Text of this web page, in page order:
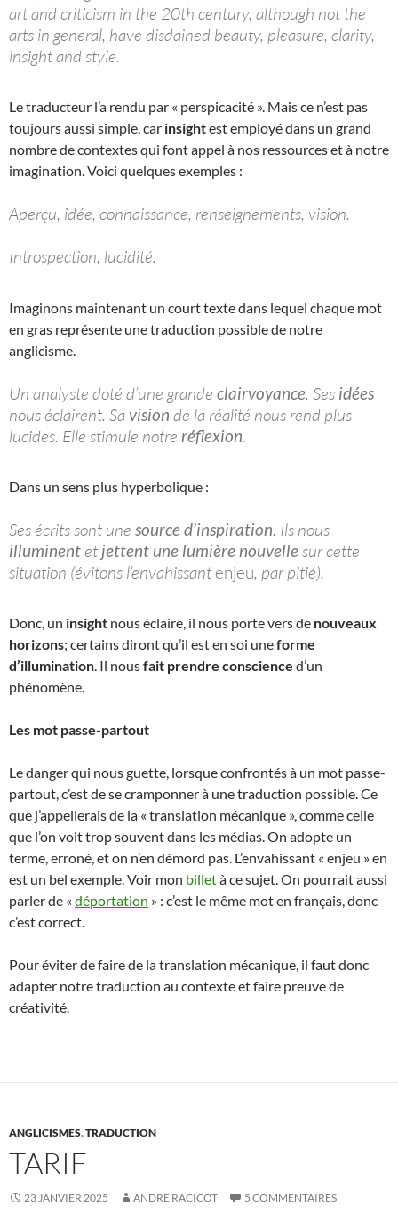
art and criticism in the 20th century, although not the
arts in general, have disdained beauty, pleasure, clarity,
insight and style.
Le traducteur l’a rendu par « perspicacité ». Mais ce n’est pas
toujours aussi simple, car insightest employé dans un grand
nombre de contextes qui font appel à nos ressources et à notre
imagination. Voici quelques exemples :
Aperçu, idée, connaissance, renseignements, vision.
Introspection, lucidité.
Imaginons maintenant un court texte dans lequel chaque mot
en gras représente une traduction possible de notre
anglicisme.
Un analyste doté d’une grande clairvoyance. Ses idées
nous éclairent. Sa vision de la réalité nous rend plus
lucides. Elle stimule notre réflexion.
Dans un sens plus hyperbolique :
Ses écrits sont une source d’inspiration. Ils nous
illuminentet jettent une lumière nouvellesur cette
situation (évitons l’envahissant enjeu, par pitié).
Donc, un insight nous éclaire, il nous porte vers de nouveaux
horizons; certains diront qu’il est en soi uneforme
d’illumination. Il nousfait prendre conscience d’un
phénomène.
Les mot passe-partout
Le danger qui nous guette, lorsque confrontés à un mot passe-
partout, c’est de se cramponner à une traduction possible. Ce
que j’appellerais de la « translation mécanique », comme celle
que l’on voit trop souvent dans les médias. On adopte un
terme, erroné, et on n’en démord pas. L’envahissant « enjeu » en
est un bel exemple. Voir mon billetà ce sujet. On pourrait aussi
parler de « déportation » : c’est le même mot en français, donc
c’est correct.
Pour éviter de faire de la translation mécanique, il faut donc
adapter notre traduction au contexte et faire preuve de
créativité.
ANGLICISMES,TRADUCTION
TARIF
23 JANVIER 2025 ANDRE RACICOT 5 COMMENTAIRES